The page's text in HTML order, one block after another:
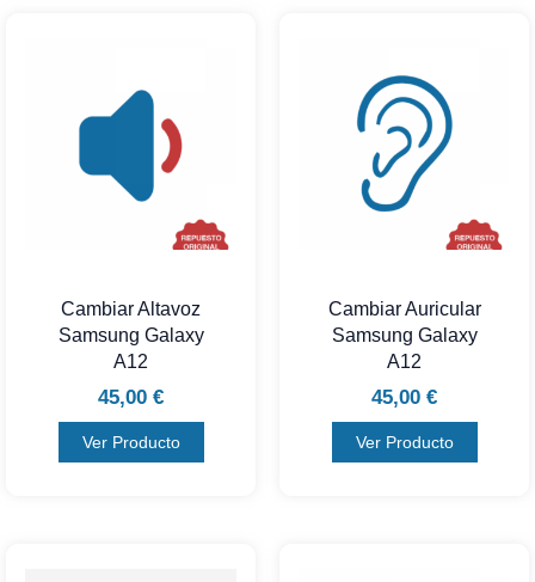
Cambiar Altavoz
Samsung Galaxy
A12
45,00 €
Ver Producto
Cambiar Auricular
Samsung Galaxy
A12
45,00 €
Ver Producto